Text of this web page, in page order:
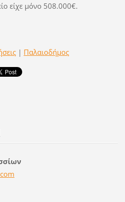
είχε μόνο 508.000€.
| Παλαιοδήμος
com